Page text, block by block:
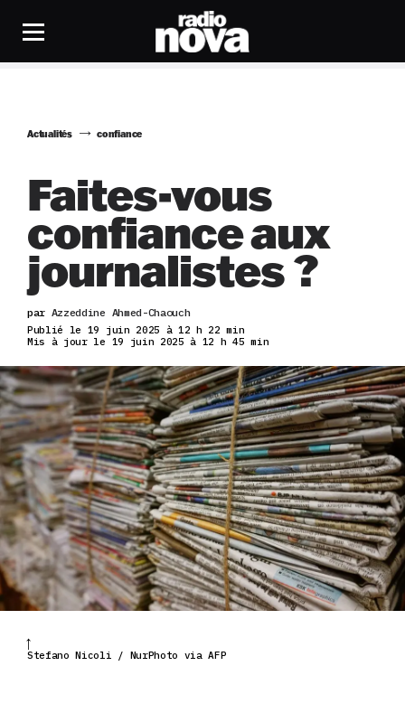
Actualités confiance
Faites-vous
confiance aux
journalistes ?
par Azzeddine Ahmed-Chaouch
Publié le 19 juin 2025 à 12 h 22 min
Mis à jour le 19 juin 2025 à 12 h 45 min
Stefano Nicoli / NurPhoto via AFP